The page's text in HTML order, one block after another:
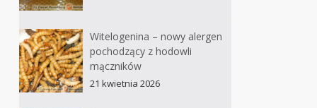
Witelogenina – nowy alergen
pochodzący z hodowli
mączników
21 kwietnia 2026